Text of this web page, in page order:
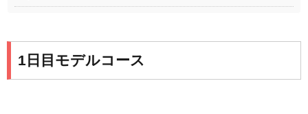
1日目モデルコース